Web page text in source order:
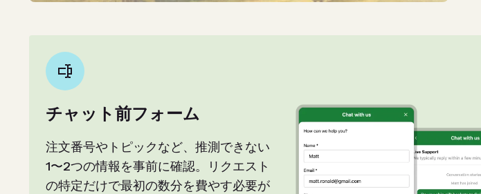
チャット前フォーム
注文番号やトピックなど、推測できない
1〜2つの情報を事前に確認。リクエスト
の特定だけで最初の数分を費やす必要が